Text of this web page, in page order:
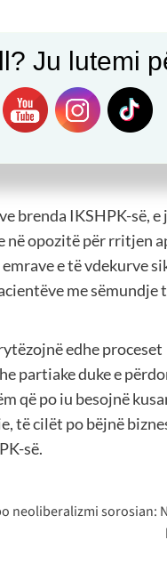
(IKSHPK), po
me rastet e
nga “vdekja prej
nga leukemia
brenda IKSHPK-së, e
në opozitë për rritjen
e të vdekurve
me sëmundje
edhe proceset
partiake duke e
që po iu besojnë
të cilët po bëjnë
së.
neoliberalizmi sorosian:
Ju lutemi